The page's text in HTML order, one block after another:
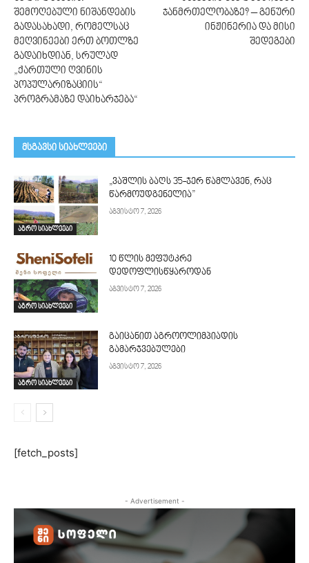
შემოღებული ნიშანდების
გადასახადი, რომელსაც
მეღვინეები ერთ ბოთლზე
გადაიხდიან, სრულად
„ქართული ღვინის
პოპულარიზაციის“
პროგრამაზე დაიხარჯება“
ჯანმრთელობაზე? – გენური
ინჟინერია და მისი
შედეგები
მსგავსი სიახლეები
აგრო სიახლეები
„ვაშლის ბაღს 35-ჯერ წამლავენ, რაც
წარმოუდგენელია”
აგვისტო 7, 2026
აგრო სიახლეები
10 წლის მეფუტკრე
დედოფლისწყაროდან
აგვისტო 7, 2026
აგრო სიახლეები
გაიცანით აგროოლიმპიადის
გამარჯვებულები
აგვისტო 7, 2026
[fetch_posts]
- Advertisement -